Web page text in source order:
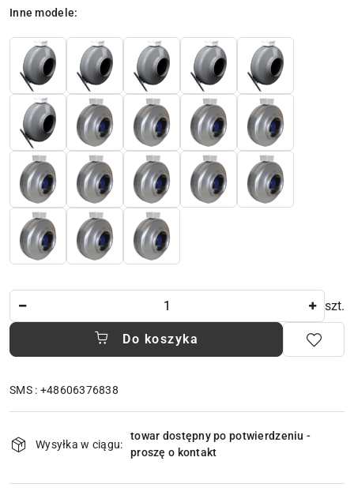
Wariant
Inne modele:
szt.
Do koszyka
SMS : +48606376838
i
Wysyłka w ciągu:
towar dostępny po potwierdzeniu -
proszę o kontakt